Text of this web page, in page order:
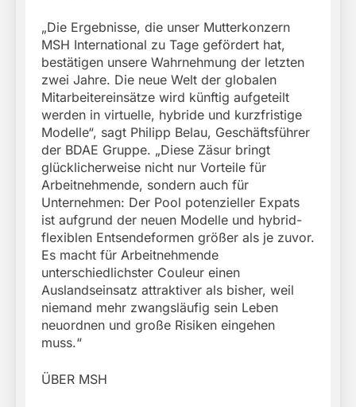
„Die Ergebnisse, die unser Mutterkonzern
MSH International zu Tage gefördert hat,
bestätigen unsere Wahrnehmung der letzten
zwei Jahre. Die neue Welt der globalen
Mitarbeitereinsätze wird künftig aufgeteilt
werden in virtuelle, hybride und kurzfristige
Modelle“, sagt Philipp Belau, Geschäftsführer
der BDAE Gruppe. „Diese Zäsur bringt
glücklicherweise nicht nur Vorteile für
Arbeitnehmende, sondern auch für
Unternehmen: Der Pool potenzieller Expats
ist aufgrund der neuen Modelle und hybrid-
flexiblen Entsendeformen größer als je zuvor.
Es macht für Arbeitnehmende
unterschiedlichster Couleur einen
Auslandseinsatz attraktiver als bisher, weil
niemand mehr zwangsläufig sein Leben
neuordnen und große Risiken eingehen
muss.“
ÜBER MSH